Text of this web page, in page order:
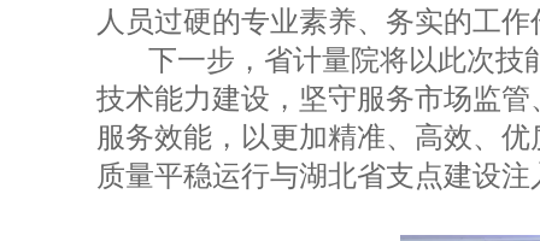
人员过硬的专业素养、务实的工
下一步，省计量院将以此次技
技术能力建设，坚守服务市场监
服务效能，以更加精准、高效、
质量平稳运行与湖北省支点建设